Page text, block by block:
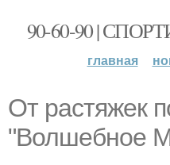
90-60-90 |
главная
От растяжек
"Волшебное